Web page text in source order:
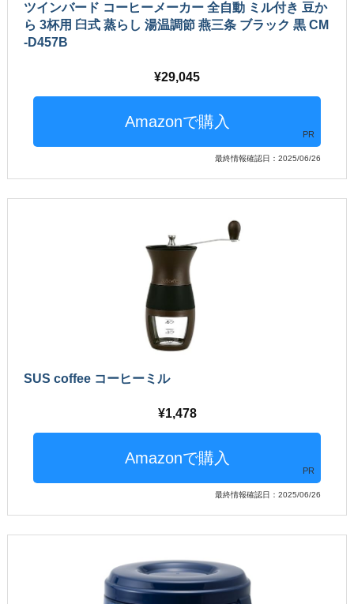
ツインバード コーヒーメーカー 全自動 ミル付き 豆か
ら 3杯用 臼式 蒸らし 湯温調節 燕三条 ブラック 黒 CM
-D457B
29,045
PR
最終情報確認日：2025/06/26
SUS coffee コーヒーミル
1,478
PR
最終情報確認日：2025/06/26